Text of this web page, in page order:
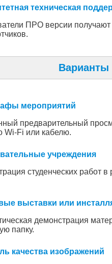
техническая
ПРО версии
Варианты
мероприятий
предварительный
Wi-Fi или кабелю.
учреждения
студенческих работ
выставки или
демонстрация
папку.
качества изображений